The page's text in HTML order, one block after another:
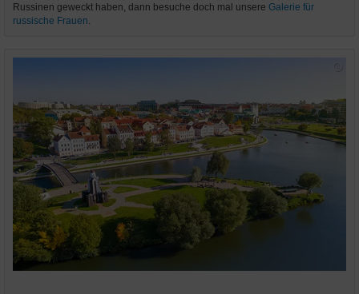
Russinen geweckt haben, dann besuche doch mal unsere Galerie für
russische Frauen.